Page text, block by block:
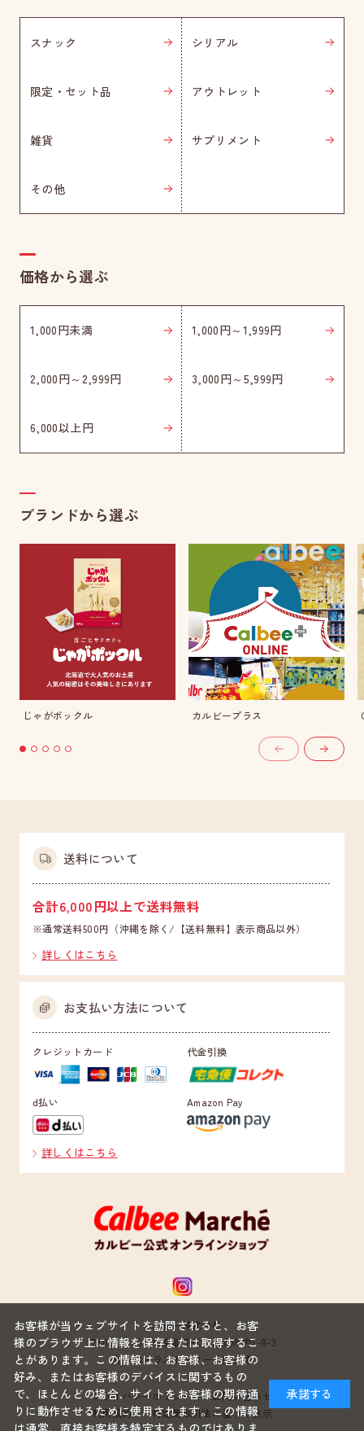
スナック シリアル
限定・セット品 アウトレット
雑貨 サプリメント
その他
価格から選ぶ
1,000円未満 1,000円～1,999円
2,000円～2,999円 3,000円～5,999円
6,000以上円
ブランドから選ぶ
じゃがポックル カルビープラス
送料について
合計6,000円以上で送料無料
※通常送料500円（沖縄を除く/【送料無料】表示商品以外）
詳しくはこちら
お支払い方法について
クレジットカード 代金引換
d払い Amazon Pay
詳しくはこちら
カルビー株式会社
〒100-0005 東京都千代田区丸の内1-8-3
丸の内トラストタワー本館22階
プライバシーポリシー
お問い合わせ
利用規約
特定商取引法に基づく表示
お客様が当ウェブサイトを訪問されると、お客
様のブラウザ上に情報を保存または取得するこ
とがあります。この情報は、お客様、お客様の
好み、またはお客様のデバイスに関するもの
で、ほとんどの場合、サイトをお客様の期待通
りに動作させるために使用されます。この情報
承諾する